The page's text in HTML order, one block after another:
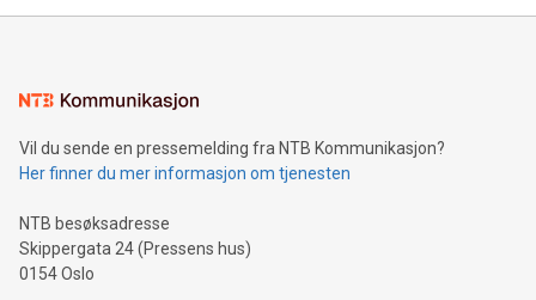
mining.Energy Market Dynamics: Explore how Bitcoin mining
mining.Sound Money: Discover how tamper-proof currency
neutral payment systems support humanitarian
projects.Carbon Footprint: Compare Bitcoin's environmental
event and dive into the critical topics of Bitcoin
Vil du sende en pressemelding fra NTB Kommunikasjon?
Her finner du mer informasjon om tjenesten
NTB besøksadresse
Skippergata 24 (Pressens hus)
0154 Oslo